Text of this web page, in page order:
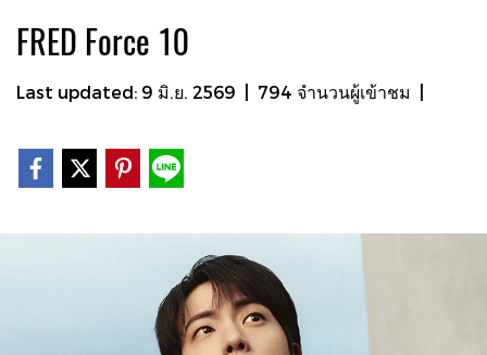
FRED Force 10
Last updated: 9 มิ.ย. 2569 794 จำนวนผู้เข้าชม